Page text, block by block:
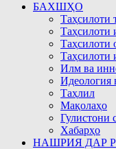
БАХШҲО
Таҳсилоти
Таҳсилоти
Таҳсилоти
Таҳсилоти
Илм ва
Идеология
Таҳлил
Мақолаҳо
Гулистони
Хабарҳо
НАШРИЯ ДАР